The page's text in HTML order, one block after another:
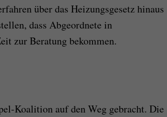
über das Heizungsgesetz hinaus
dass Abgeordnete in
zur Beratung bekommen.
Koalition auf den Weg gebracht. Die